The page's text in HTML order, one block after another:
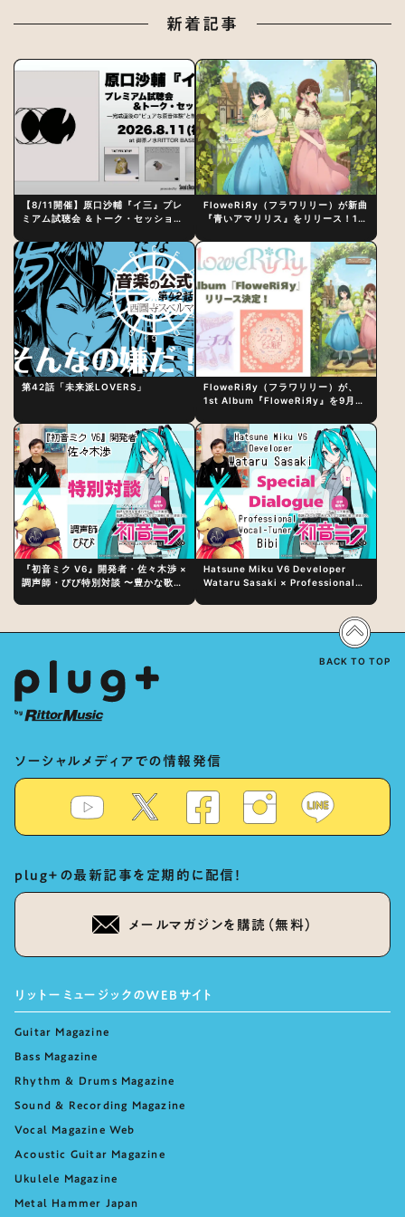
新着記事
【8/11開催】原口沙輔『イ三』プレ
ミアム試聴会 ＆トーク・セッション
制作秘話
FloweRiЯy（フラワリリー）が新曲
『青いアマリリス』をリリース！1st
第42話「未来派LOVERS」
FloweRiЯy（フラワリリー）が、
1st Album『FloweRiЯy』を9月23
『初音ミク V6』開発者・佐々木渉 ×
調声師・びび特別対談 〜豊かな歌声
Hatsune Miku V6 Developer
Wataru Sasaki × Professional
Vocal Expression Lies in “Love
for the singing characters” and
ソーシャルメディアでの情報発信
plug+の最新記事を定期的に配信！
メールマガジンを購読（無料）
リットーミュージックのWEBサイト
Guitar Magazine
Bass Magazine
Rhythm & Drums Magazine
Sound & Recording Magazine
Vocal Magazine Web
Acoustic Guitar Magazine
Ukulele Magazine
Metal Hammer Japan
BACK TO TOP